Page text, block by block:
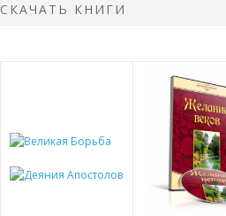
СКАЧАТЬ КНИГИ